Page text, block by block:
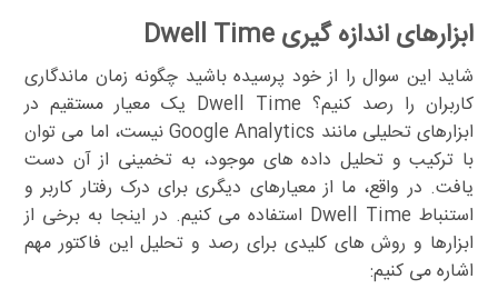
ابزارهای اندازه گیری Dwell Time
شاید این سوال را از خود پرسیده باشید چگونه زمان ماندگاری
کاربران را رصد کنیم؟ Dwell Time یک معیار مستقیم در
ابزارهای تحلیلی مانند Google Analytics نیست، اما می توان
با ترکیب و تحلیل داده های موجود، به تخمینی از آن دست
یافت. در واقع، ما از معیارهای دیگری برای درک رفتار کاربر و
استنباط Dwell Time استفاده می کنیم. در اینجا به برخی از
ابزارها و روش های کلیدی برای رصد و تحلیل این فاکتور مهم
اشاره می کنیم: